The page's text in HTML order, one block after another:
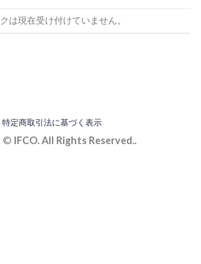
は現在受け付けていません。
© IFCO. All Rights Reserved..
特定商取引法に基づく表示